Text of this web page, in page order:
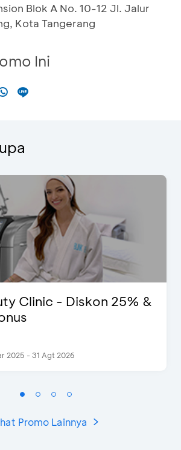
Blok A No. 10-12 Jl. Jalur
Kota Tangerang
Ini
Clinic - Diskon 25% &
2025 - 31 Agt 2026
Promo Lainnya